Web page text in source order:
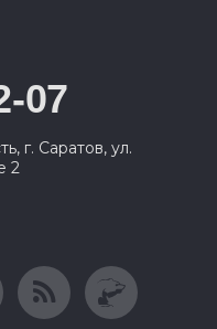
07
г. Саратов, ул.
2